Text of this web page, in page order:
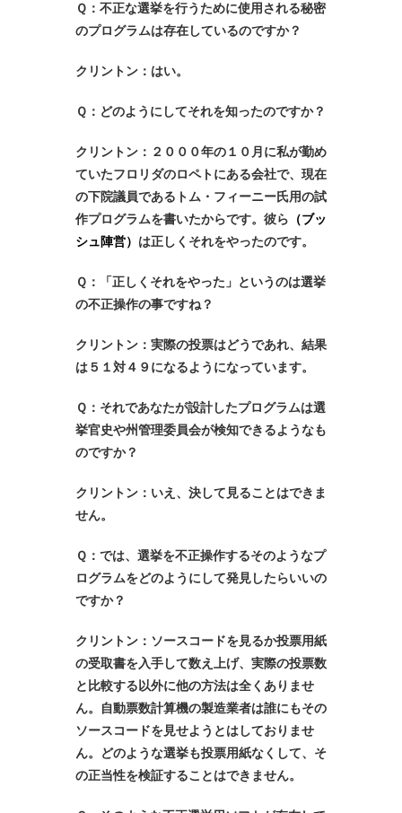
Ｑ：不正な選挙を行うために使用される秘密
のプログラムは存在しているのですか？
クリントン：はい。
Ｑ：どのようにしてそれを知ったのですか？
クリントン：２０００年の１０月に私が勤め
ていたフロリダのロペトにある会社で、現在
の下院議員であるトム・フィーニー氏用の試
作プログラムを書いたからです。彼ら （ブッ
シュ陣営） は正しくそれをやったのです。
Ｑ：「正しくそれをやった」というのは選挙
の不正操作の事ですね？
クリントン：実際の投票はどうであれ、結果
は５１対４９になるようになっています。
Ｑ：それであなたが設計したプログラムは選
挙官史や州管理委員会が検知できるようなも
のですか？
クリントン：いえ、決して見ることはできま
せん。
Ｑ：では、選挙を不正操作するそのようなプ
ログラムをどのようにして発見したらいいの
ですか？
クリントン：ソースコードを見るか投票用紙
の受取書を入手して数え上げ、実際の投票数
と比較する以外に他の方法は全くありませ
ん。自動票数計算機の製造業者は誰にもその
ソースコードを見せようとはしておりませ
ん。どのような選挙も投票用紙なくして、そ
の正当性を検証することはできません。